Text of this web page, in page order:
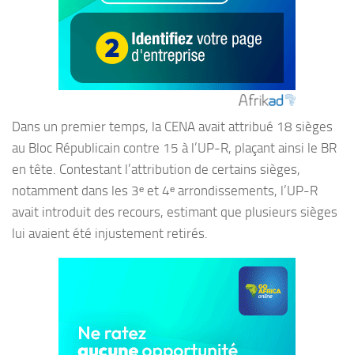
Dans un premier temps, la CENA avait attribué 18 sièges
au Bloc Républicain contre 15 à l’UP-R, plaçant ainsi le BR
en tête. Contestant l’attribution de certains sièges,
notamment dans les 3ᵉ et 4ᵉ arrondissements, l’UP-R
avait introduit des recours, estimant que plusieurs sièges
lui avaient été injustement retirés.